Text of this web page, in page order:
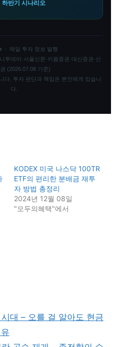
하반기 시나리오
· 매일 투자 정보 발행
투데이·서울신문·키움증권·대신증권·신
(2026.07.08 기준)
다. 투자 판단과 책임은 본인에게 있습니
다.
KODEX 미국 나스닥 100TR
ETF의 편리한 분배금 재투
자 방법 총정리
2024년 12월 08일
"모두의혜택"에서
대 – 오를 걸 알아도 현금